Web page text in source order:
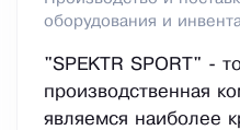
оборудования и
"SPEKTR SPORT" -
производственная
являемся наиболее